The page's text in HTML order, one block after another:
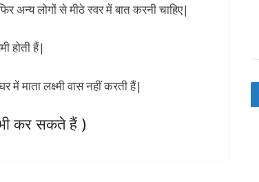
अन्य लोगों से मीठे स्वर में बात करनी चाहिए|
होती हैं|
में माता लक्ष्मी वास नहीं करती हैं|
कर सकते हैं )